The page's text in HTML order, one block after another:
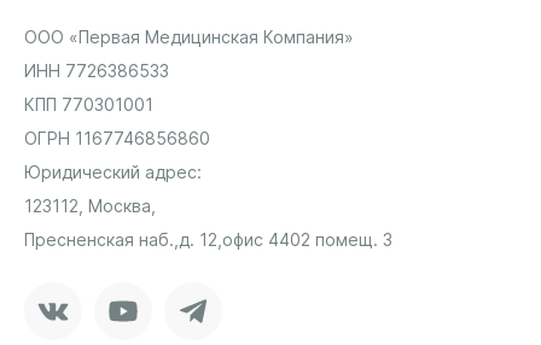
ООО «Первая Медицинская Компания»
ИНН 7726386533
КПП 770301001
ОГРН 1167746856860
Юридический адрес:
123112, Москва,
Пресненская наб.,д. 12,офис 4402 помещ. 3
VkontakteYoutube